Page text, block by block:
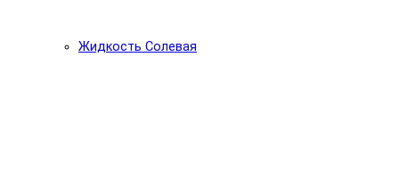
Жидкость Солевая